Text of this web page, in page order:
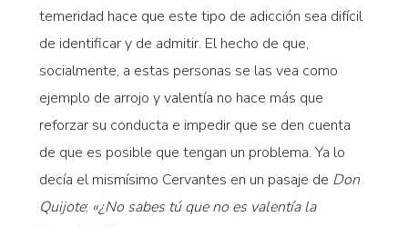
temeridad hace que este tipo de adicción sea difícil
de identificar y de admitir. El hecho de que,
socialmente, a estas personas se las vea como
ejemplo de arrojo y valentía no hace más que
reforzar su conducta e impedir que se den cuenta
de que es posible que tengan un problema. Ya lo
decía el mismísimo Cervantes en un pasaje de Don
Quijote: «¿No sabes tú que no es valentía la